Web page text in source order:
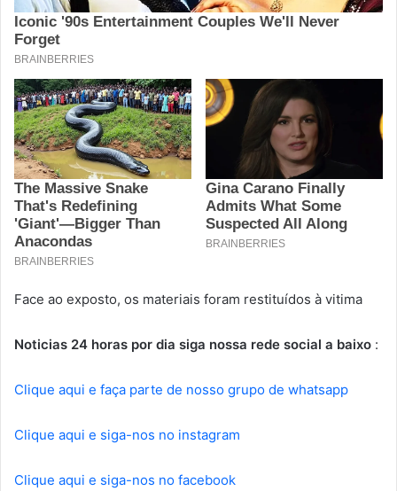
Face ao exposto, os materiais foram restituídos à vitima
Noticias 24 horas por dia siga nossa rede social a baixo :
Clique aqui e faça parte de nosso grupo de whatsapp
Clique aqui e siga-nos no instagram
Clique aqui e siga-nos no facebook